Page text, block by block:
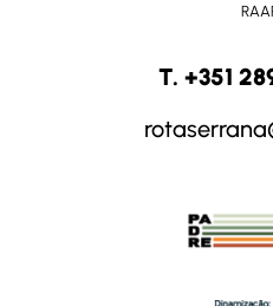
T. +351